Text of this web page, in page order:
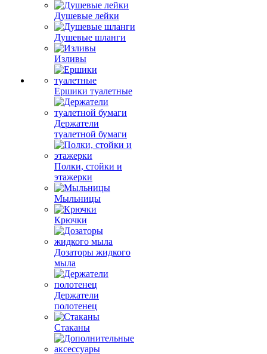
Душевые лейки
Душевые шланги
Изливы
Ершики туалетные
Держатели
туалетной бумаги
Полки, стойки и
этажерки
Мыльницы
Крючки
Дозаторы жидкого
мыла
Держатели
полотенец
Стаканы